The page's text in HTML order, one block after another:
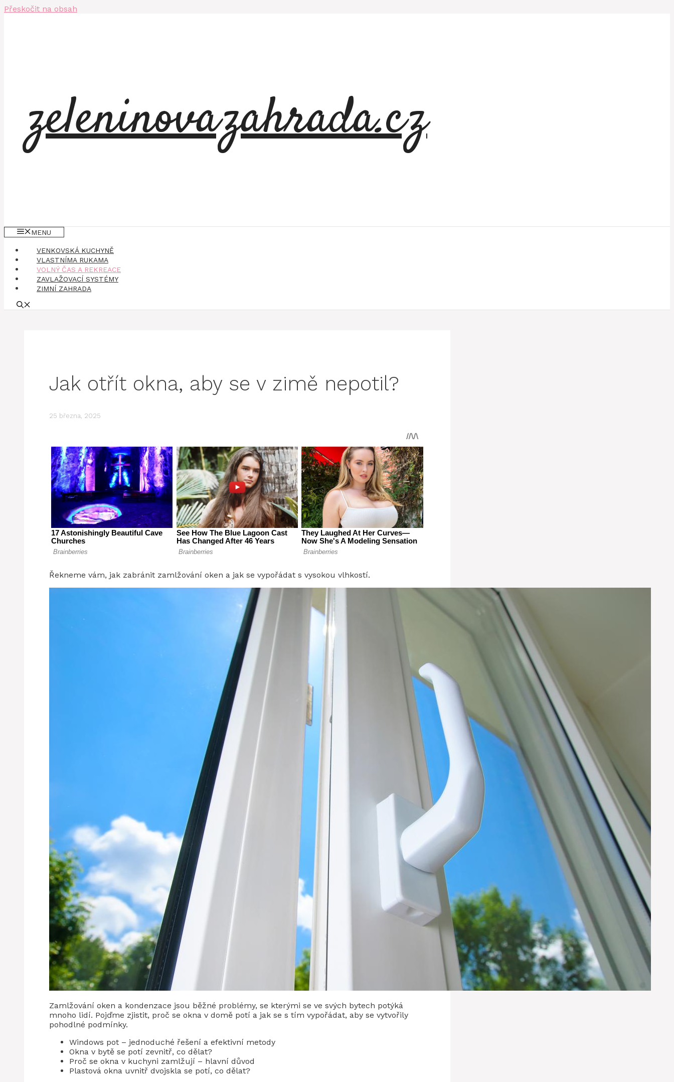
Přeskočit na obsah
zeleninovazahrada.cz
MENU
VENKOVSKÁ KUCHYNĚ
VLASTNÍMA RUKAMA
VOLNÝ ČAS A REKREACE
ZAVLAŽOVACÍ SYSTÉMY
ZIMNÍ ZAHRADA
Jak otřít okna, aby se v zimě nepotil?
25 března, 2025
Řekneme vám, jak zabránit zamlžování oken a jak se vypořádat s vysokou vlhkostí.
Zamlžování oken a kondenzace jsou běžné problémy, se kterými se ve svých bytech potýká
mnoho lidí. Pojďme zjistit, proč se okna v domě potí a jak se s tím vypořádat, aby se vytvořily
pohodlné podmínky.
Windows pot – jednoduché řešení a efektivní metody
Okna v bytě se potí zevnitř, co dělat?
Proč se okna v kuchyni zamlžují – hlavní důvod
Plastová okna uvnitř dvojskla se potí, co dělat?